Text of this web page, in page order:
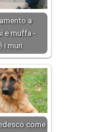
a
e muffa -
i muri…
come